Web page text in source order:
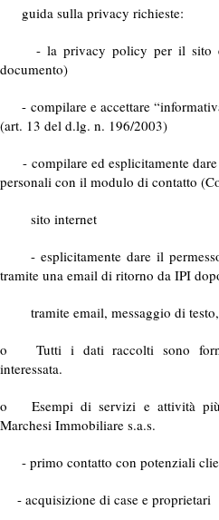
guida sulla privacy richieste:
- la privacy policy per il sito e
documento)
- compilare e accettare
(art. 13 del d.lg. n. 196/2003)
- compilare ed esplicitamente
personali con il modulo di contatto
sito internet
- esplicitamente dare il
tramite una email di ritorno da IPI
tramite email, messaggio di testo,
o Tutti i dati raccolti sono
interessata.
o Esempi di servizi e attività più
Marchesi Immobiliare s.a.s.
- primo contatto con potenziali
- acquisizione di case e proprietari